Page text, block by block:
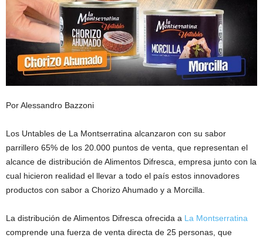
Por Alessandro Bazzoni
Los Untables de La Montserratina alcanzaron con su sabor
parrillero 65% de los 20.000 puntos de venta, que representan el
alcance de distribución de Alimentos Difresca, empresa junto con la
cual hicieron realidad el llevar a todo el país estos innovadores
productos con sabor a Chorizo Ahumado y a Morcilla.
La distribución de Alimentos Difresca ofrecida a La Montserratina
comprende una fuerza de venta directa de 25 personas, que